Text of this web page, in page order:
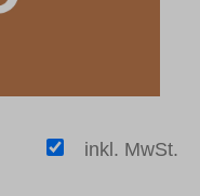
inkl. MwSt.